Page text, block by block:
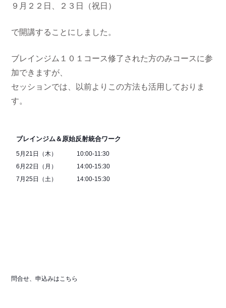
９月２２日、２３日（祝日）
で開講することにしました。
ブレインジム１０１コース修了された方のみコースに参
加できますが、
セッションでは、以前よりこの方法も活用しておりま
す。
ブレインジム＆原始反射統合ワーク
5月21日（木）
10:00-11:30
6月22日（月）
14:00-15:30
7月25日（土）
14:00-15:30
問合せ、申込みはこちら